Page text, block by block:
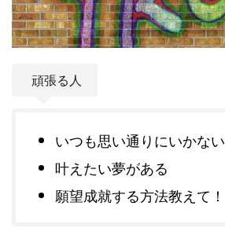
頑張る人
いつも思い通りにいかない
叶えたい夢がある
願望成就する方法教えて！